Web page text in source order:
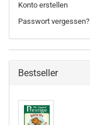
Konto erstellen
Passwort vergessen?
Bestseller